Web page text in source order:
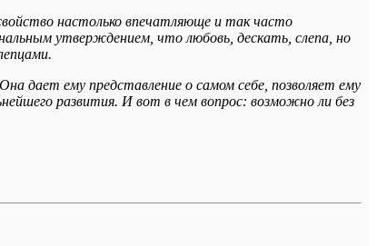
настолько впечатляюще и так часто
утверждением, что любовь, дескать, слепа, но
дает ему представление о самом себе, позволяет ему
развития. И вот в чем вопрос: возможно ли без